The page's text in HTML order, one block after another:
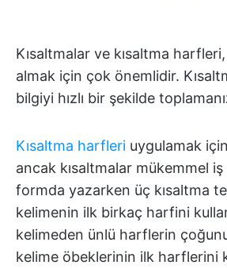
Kısaltmalar ve kısaltma harfleri,
almak için çok önemlidir.
bilgiyi hızlı bir şekilde
Kısaltma harfleri uygulamak
ancak kısaltmalar mükemmel iş
formda yazarken üç kısaltma
kelimenin ilk birkaç harfini
kelimeden ünlü harflerin
kelime öbeklerinin ilk harflerini